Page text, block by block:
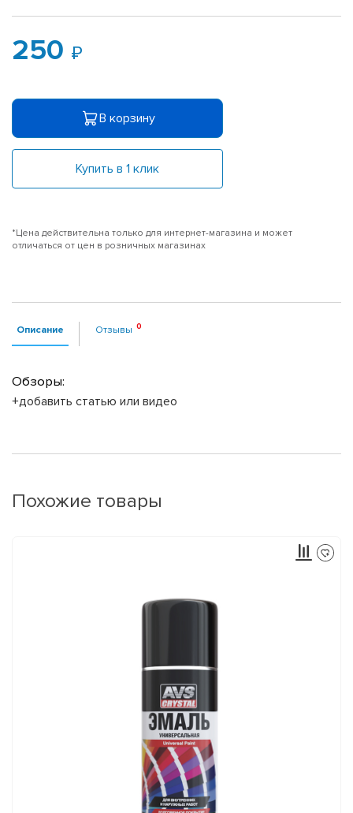
250
В корзину
Купить в 1 клик
*Цена действительна только для интернет-магазина и может
отличаться от цен в розничных магазинах
Описание Отзывы
Обзоры:
+добавить статью или видео
Похожие товары